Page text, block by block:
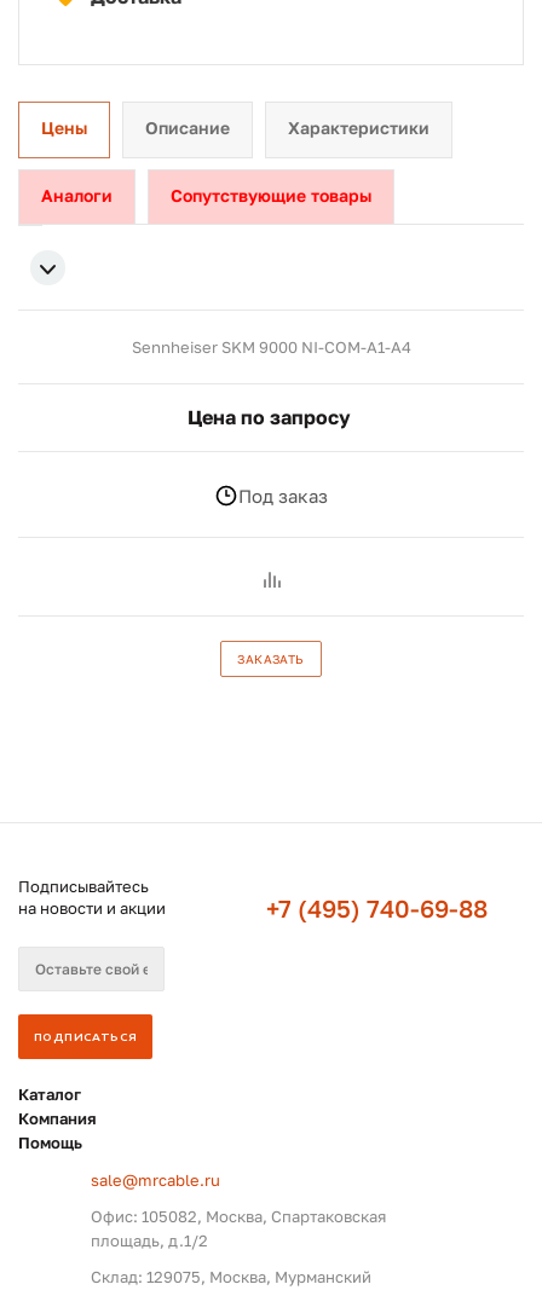
Цены Описание Характеристики
Аналоги Сопутствующие товары
Sennheiser SKM 9000 NI-COM-A1-A4
Цена по запросу
Под заказ
ЗАКАЗАТЬ
Подписывайтесь
на новости и акции
+7 (495) 740-69-88
Каталог
Компания
Помощь
sale@mrcable.ru
Офис: 105082, Москва, Спартаковская
площадь, д.1/2
Склад: 129075, Москва, Мурманский